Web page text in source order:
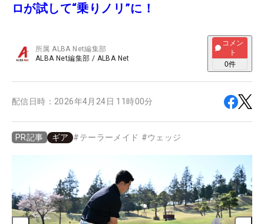
ロが試して“乗りノリ”に！
所属ALBA Net編集部
ALBA Net編集部 / ALBA Net
コメン
ト
0件
配信日時： 2026年4月24日 11時00分
PR記事 ギア #テーラーメイド #ウェッジ